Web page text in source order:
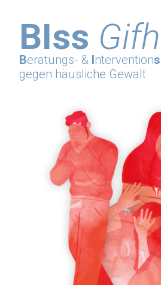
BIss
Beratungs- & Intervention
gegen häusliche Gewalt